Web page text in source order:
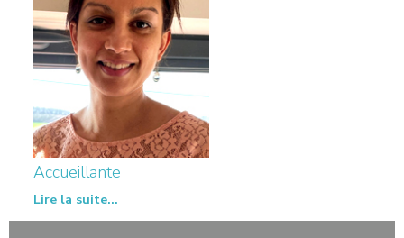
Accueillante
Lire la suite...